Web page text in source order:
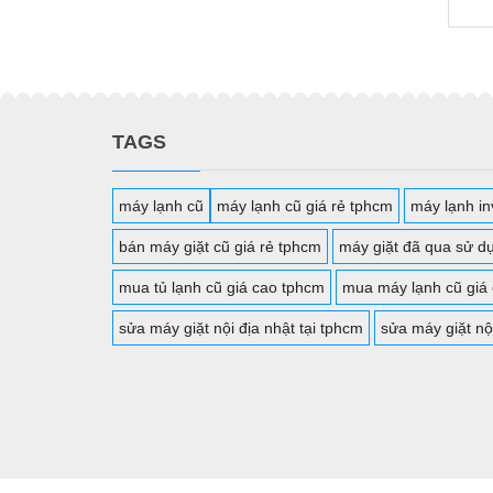
TAGS
máy lạnh cũ máy lạnh cũ giá rẻ tphcm máy lạnh
bán máy giặt cũ giá rẻ tphcm máy giặt đã qua sử
mua tủ lạnh cũ giá cao tphcm mua máy lạnh cũ giá
sửa máy giặt nội địa nhật tại tphcm sửa máy giặt